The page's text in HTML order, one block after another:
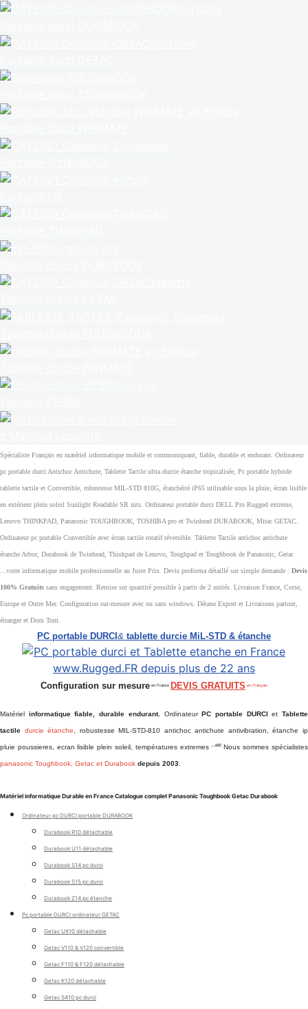
Spécialiste Français en matériel informatique mobile et communiquant, fiable, durable et endurant. Ordinateur
pc portable durci Antichoc Antichute, Tablette Tactile ultra durcie étanche tropicalisée, Pc portable hybride
tablette tactile et Convertible, robustesse MIL-STD 810G, étanchéité iP65 utilisable sous la pluie, écran lisible
en extérieur plein soleil Sunlight Readable SR nits. Ordinateur portable durci DELL Pro Rugged extreme,
Lenovo THINKPAD, Panasonic TOUGHBOOK, TOSHIBA pro et Twinhead DURABOOK, Mitac GETAC.
Ordinateur pc portable Convertible avec écran tactile rotatif réversible. Tablette Tactile antichoc antichute
étanche Arbor, Durabook de Twinhead, Thinkpad de Lenovo, Toughpad et Toughbook de Panasonic, Getac
...votre informatique mobile professionnelle au Juste Prix. Devis proforma détaillé sur simple demande : Devis
100% Gratuits sans engagement. Remise sur quantité possible à partir de 2 unités. Livraison France, Corse,
Europe et Outre Mer. Configuration sur-mesure avec ou sans windows. Détaxe Export et Livraisons partout,
étranger et Dom Tom.
PC portable DURCI & tablette durcie MiL-STD & étanche
Configuration sur mesure en France DEVIS GRATUITS en Français
Matériel informatique fiable, durable endurant. OrdinateurPC portable DURCIet Tablette
tactile durcie étanche , robustesse MIL-STD-810 antichoc antichute antivibration, étanche ip
pluie poussieres, ecran lisible plein soleil, températures extremes ...etcNous sommes spécialistes
panasonic Toughbook, Getac et Durabook depuis 2003
Matériel informatique Durable en France Catalogue complet Panasonic Toughbook Getac Durabook
Ordinateur pc DURCI portable DURABOOK
Durabook R10 détachable
Durabook U11 détachable
Durabook S14 pc durci
Durabook S15 pc durci
Durabook Z14 pc étanche
Pc portable DURCI ordinateur GETAC
Getac UX10 détachable
Getac V110 & V120 convertible
Getac F110 & F120 détachable
Getac K120 détachable
Getac S410 pc durci